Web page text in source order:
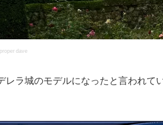
dave
レラ城のモデルになったと言われて